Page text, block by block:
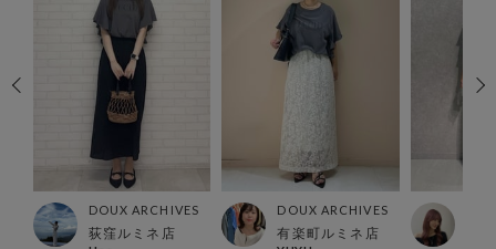
DOUX ARCHIVES
荻窪ルミネ店
DOUX ARCHIVES
有楽町ルミネ店